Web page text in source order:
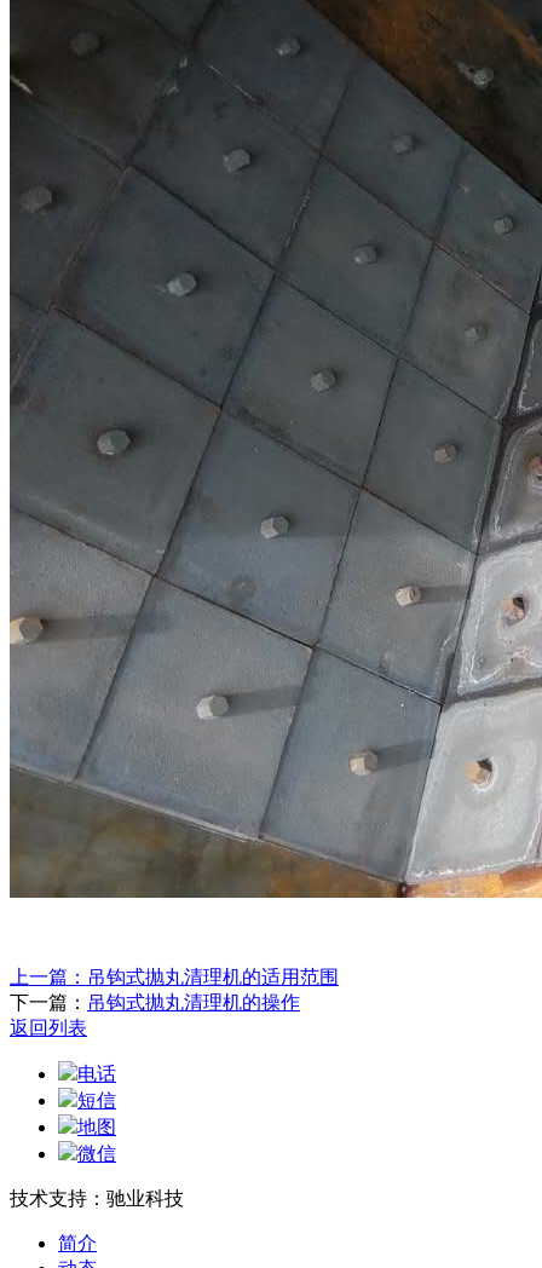
上一篇： 吊钩式抛丸清理机的适用范围
下一篇： 吊钩式抛丸清理机的操作
返回列表
电话
短信
地图
微信
技术支持：驰业科技
简介